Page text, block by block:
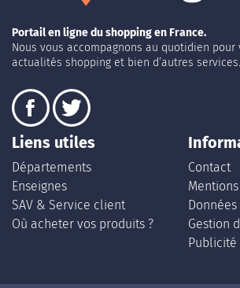
Portail en ligne du shopping en France.
Nous vous accompagnons au quotidien pour
actualités shopping et bien d’autres services.
Liens utiles
Départements
Enseignes
SAV & Service client
Où acheter vos produits ?
Contact
Gestion
Publicité